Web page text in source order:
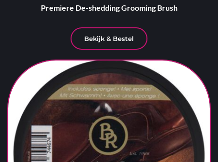
Premiere De-shedding Grooming Brush
Bekijk & Bestel